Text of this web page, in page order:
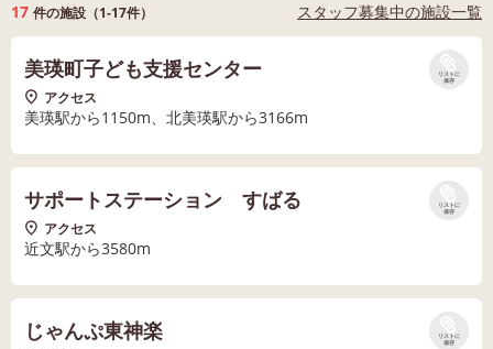
17 件の施設（1-17件） スタッフ募集中の施設一覧
リストに
保存
美瑛町子ども支援センター
アクセス
美瑛駅から1150m、北美瑛駅から3166m
リストに
保存
サポートステーション すばる
アクセス
近文駅から3580m
リストに
保存
じゃんぷ東神楽